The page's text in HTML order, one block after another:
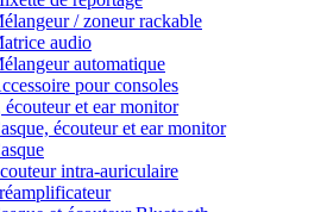
/ zoneur rackable
audio
automatique
pour consoles
écouteur et ear monitor
écouteur et ear monitor
intra-auriculaire